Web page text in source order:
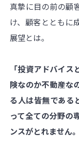
真摯に目の前の顧
け、顧客とともに
展望とは。
「投資アドバイ
険なのか不動産な
る人は皆無である
って全ての分野の
ンスがとれません。